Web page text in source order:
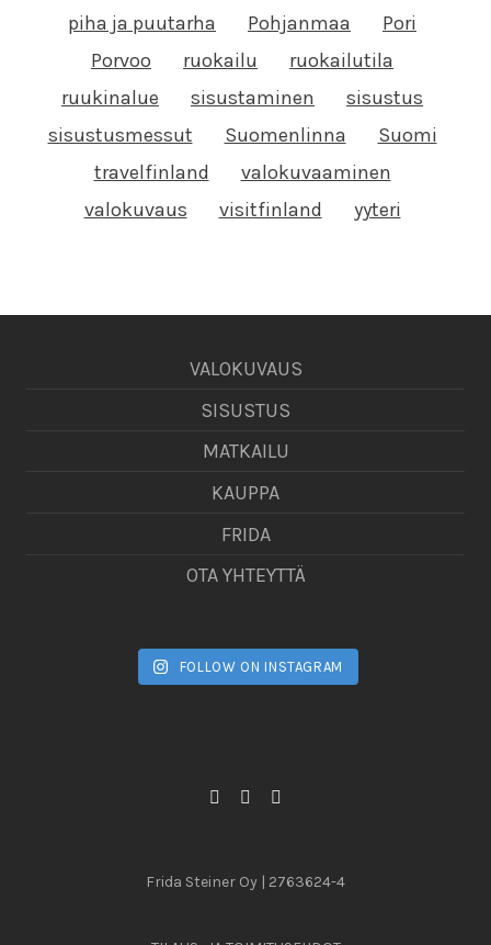
piha ja puutarha
Pohjanmaa
Pori
Porvoo
ruokailu
ruokailutila
ruukinalue
sisustaminen
sisustus
sisustusmessut
Suomenlinna
Suomi
travelfinland
valokuvaaminen
valokuvaus
visitfinland yyteri
VALOKUVAUS
SISUSTUS
MATKAILU
KAUPPA
FRIDA
OTA YHTEYTTÄ
FOLLOW ON INSTAGRAM
Frida Steiner Oy | 2763624-4